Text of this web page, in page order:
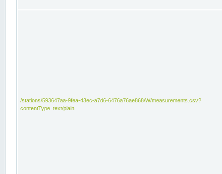
/stations/593647aa-9fea-43ec-a7d6-6476a76ae868/W/measurements.csv?
contentType=text/plain